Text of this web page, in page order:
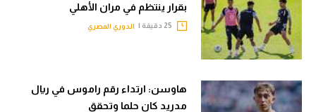
بقرار ينتظم في مران الأهلي
الدوري المصري
هاوسن: ارتداء رقم راموس في ريال
مدريد كان حلما وتحقق